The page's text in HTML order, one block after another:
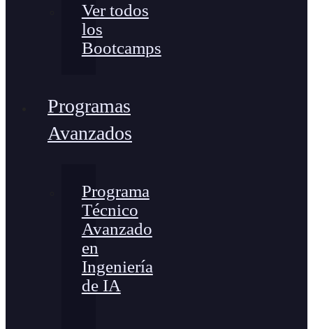
Ver todos
los
Bootcamps
Programas
Avanzados
Programa
Técnico
Avanzado
en
Ingeniería
de IA